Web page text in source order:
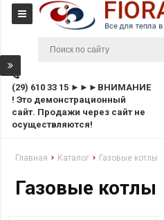
(29) 610 33 15 ►►►ВНИМАНИЕ
! Это демонстрационный
сайт. Продажи через сайт не
осуществляются!
Главная Каталог Газовые котлы
Газовые котлы